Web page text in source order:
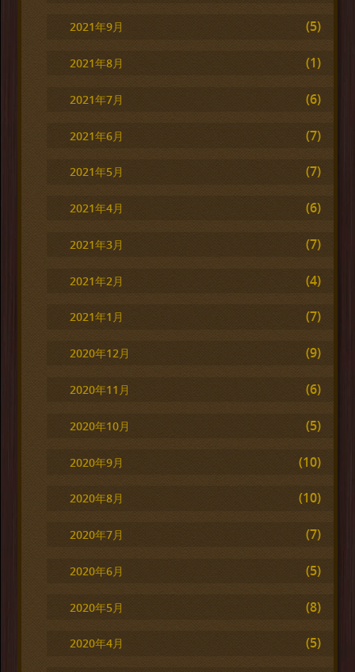
2021年9月 (5)
2021年8月 (1)
2021年7月 (6)
2021年6月 (7)
2021年5月 (7)
2021年4月 (6)
2021年3月 (7)
2021年2月 (4)
2021年1月 (7)
2020年12月 (9)
2020年11月 (6)
2020年10月 (5)
2020年9月 (10)
2020年8月 (10)
2020年7月 (7)
2020年6月 (5)
2020年5月 (8)
2020年4月 (5)